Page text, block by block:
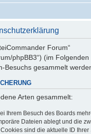
Forum“
phpBB3“) (im
Besuchs gesammelt
Arten gesammelt:
Ihrem Besuch des Boards
Dateien ablegt und die
sind die aktuelle ID